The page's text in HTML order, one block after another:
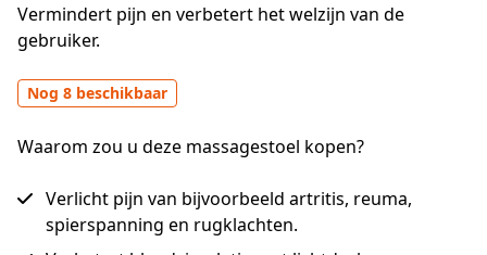
Vermindert pijn en verbetert het welzijn van de
gebruiker.
Nog 8 beschikbaar
Waarom zou u deze massagestoel kopen?
Verlicht pijn van bijvoorbeeld artritis, reuma,
spierspanning en rugklachten.